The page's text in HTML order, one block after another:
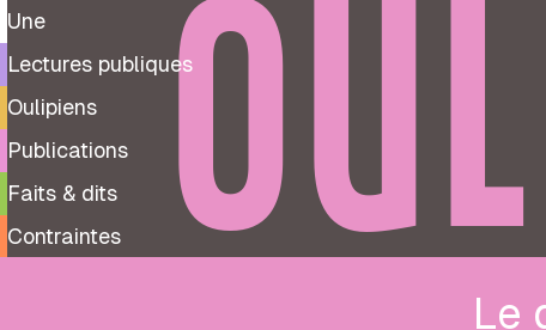
Une
Lectures publiques
Oulipiens
Publications
Faits & dits
Contraintes
Le